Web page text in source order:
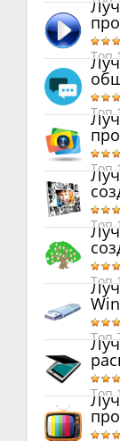
Топ
Топ
Топ
Топ
Топ
Топ
Топ